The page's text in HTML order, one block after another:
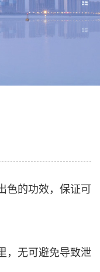
的功效，保证可
，无可避免导致泄